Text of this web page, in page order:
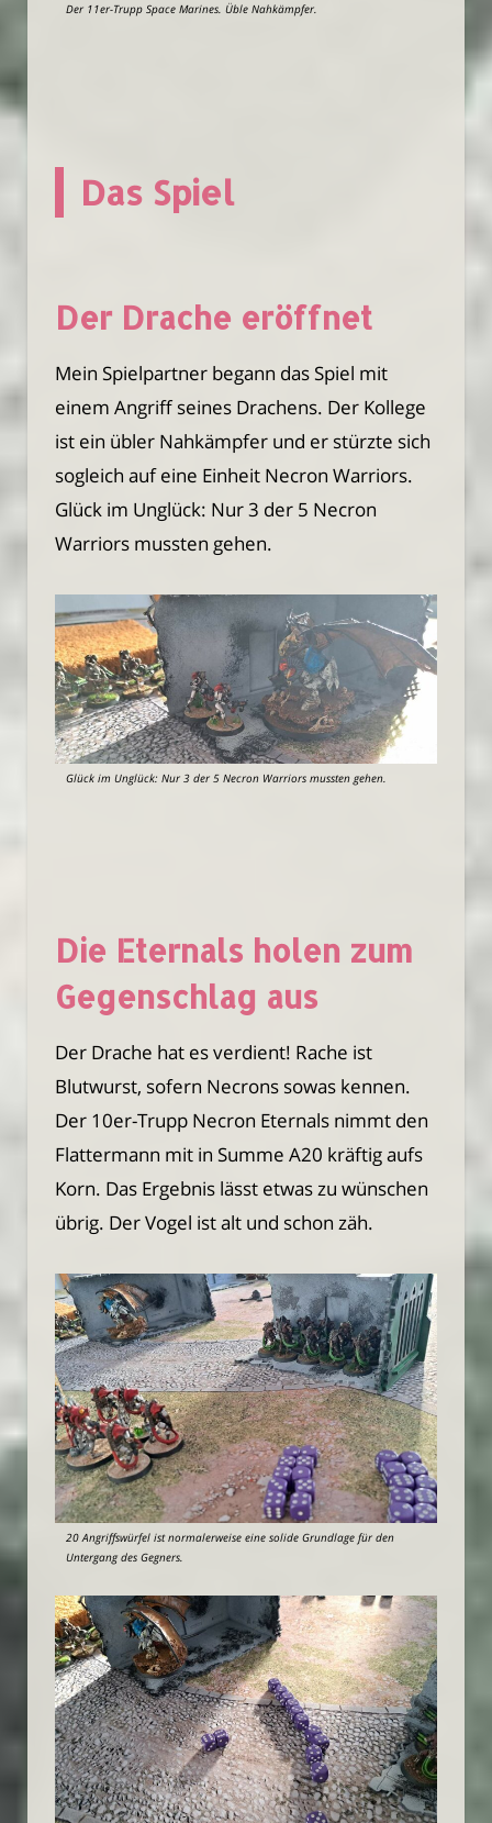
Der 11er-Trupp Space Marines. Üble Nahkämpfer.
Das Spiel
Der Drache eröffnet
Mein Spielpartner begann das Spiel mit
einem Angriff seines Drachens. Der Kollege
ist ein übler Nahkämpfer und er stürzte sich
sogleich auf eine Einheit Necron Warriors.
Glück im Unglück: Nur 3 der 5 Necron
Warriors mussten gehen.
Glück im Unglück: Nur 3 der 5 Necron Warriors mussten gehen.
Die Eternals holen zum
Gegenschlag aus
Der Drache hat es verdient! Rache ist
Blutwurst, sofern Necrons sowas kennen.
Der 10er-Trupp Necron Eternals nimmt den
Flattermann mit in Summe A20 kräftig aufs
Korn. Das Ergebnis lässt etwas zu wünschen
übrig. Der Vogel ist alt und schon zäh.
20 Angriffswürfel ist normalerweise eine solide Grundlage für den
Untergang des Gegners.